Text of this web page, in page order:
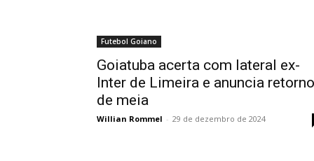
Futebol Goiano
Goiatuba acerta com lateral ex-
Inter de Limeira e anuncia retorno
de meia
Willian Rommel - 29 de dezembro de 2024